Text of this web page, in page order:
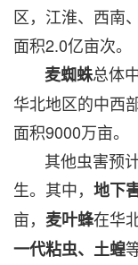
区，江淮、西南
面积2.0亿亩次。
麦蜘蛛总体
华北地区的中西
面积9000万亩。
其他虫害预计
生。其中， 地下
亩， 麦叶蜂在华
一代粘虫、土蝗